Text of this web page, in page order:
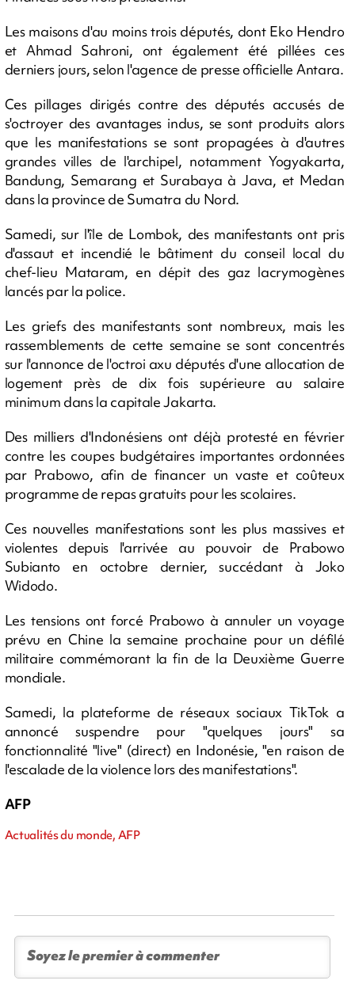
Les maisons d'au moins trois députés, dont Eko Hendro
et Ahmad Sahroni, ont également été pillées ces
derniers jours, selon l'agence de presse officielle Antara.
Ces pillages dirigés contre des députés accusés de
s'octroyer des avantages indus, se sont produits alors
que les manifestations se sont propagées à d'autres
grandes villes de l'archipel, notamment Yogyakarta,
Bandung, Semarang et Surabaya à Java, et Medan
dans la province de Sumatra du Nord.
Samedi, sur l'île de Lombok, des manifestants ont pris
d'assaut et incendié le bâtiment du conseil local du
chef-lieu Mataram, en dépit des gaz lacrymogènes
lancés par la police.
Les griefs des manifestants sont nombreux, mais les
rassemblements de cette semaine se sont concentrés
sur l'annonce de l'octroi axu députés d'une allocation de
logement près de dix fois supérieure au salaire
minimum dans la capitale Jakarta.
Des milliers d'Indonésiens ont déjà protesté en février
contre les coupes budgétaires importantes ordonnées
par Prabowo, afin de financer un vaste et coûteux
programme de repas gratuits pour les scolaires.
Ces nouvelles manifestations sont les plus massives et
violentes depuis l'arrivée au pouvoir de Prabowo
Subianto en octobre dernier, succédant à Joko
Widodo.
Les tensions ont forcé Prabowo à annuler un voyage
prévu en Chine la semaine prochaine pour un défilé
militaire commémorant la fin de la Deuxième Guerre
mondiale.
Samedi, la plateforme de réseaux sociaux TikTok a
annoncé suspendre pour "quelques jours" sa
fonctionnalité "live" (direct) en Indonésie, "en raison de
l'escalade de la violence lors des manifestations".
AFP
Actualités du monde, AFP